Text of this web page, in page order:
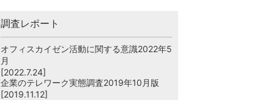
調査レポート
オフィスカイゼン活動に関する意識2022年5
月
[2022.7.24]
企業のテレワーク実態調査2019年10月版
[2019.11.12]